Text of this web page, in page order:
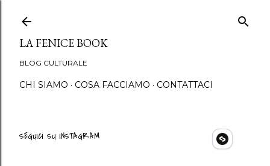
Passa ai contenuti
LA FENICE BOOK
BLOG CULTURALE
CHI SIAMO COSA FACCIAMO CONTATTACI
SEGUICI SU INSTAGRAM